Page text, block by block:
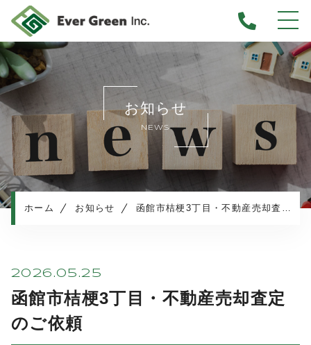
ホーム
当社について
不動産売却について
仲介売却
業者買取
不動産売却の流れ
お知らせ
NEWS
ホーム お知らせ 函館市桔梗3丁目・不動産売却査定のご依頼
2026.05.25
函館市桔梗3丁目・不動産売却査定
のご依頼